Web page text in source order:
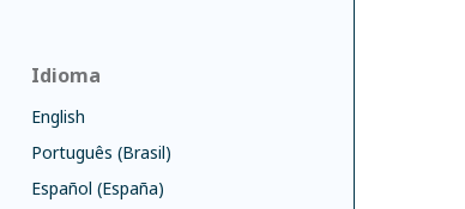
Idioma
English
Português (Brasil)
Español (España)